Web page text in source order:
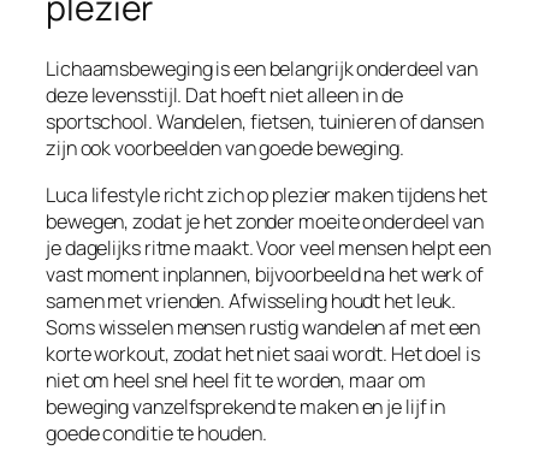
Lichaamsbeweging is een belangrijk onderdeel van
deze levensstijl. Dat hoeft niet alleen in de
sportschool. Wandelen, fietsen, tuinieren of dansen
zijn ook voorbeelden van goede beweging.
Luca lifestyle richt zich op plezier maken tijdens het
bewegen, zodat je het zonder moeite onderdeel van
je dagelijks ritme maakt. Voor veel mensen helpt een
vast moment inplannen, bijvoorbeeld na het werk of
samen met vrienden. Afwisseling houdt het leuk.
Soms wisselen mensen rustig wandelen af met een
korte workout, zodat het niet saai wordt. Het doel is
niet om heel snel heel fit te worden, maar om
beweging vanzelfsprekend te maken en je lijf in
goede conditie te houden.